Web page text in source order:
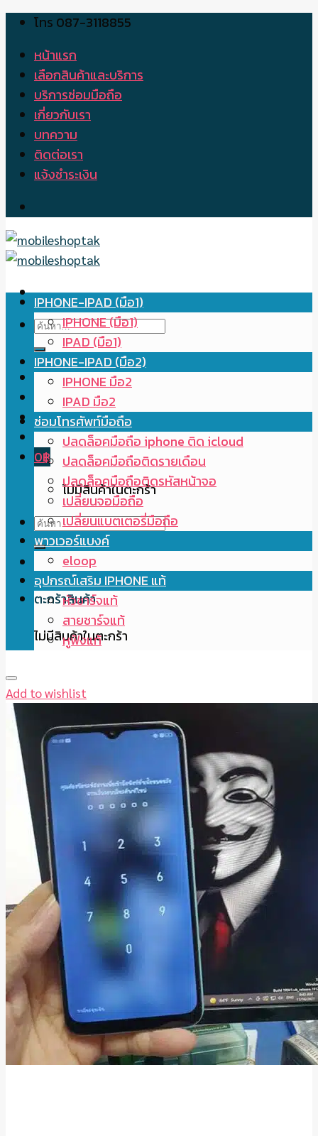
Skip
content
โทร 087-3118855
หน้าแรก
เลือกสินค้าและบริการ
บริการซ่อมมือถือ
เกี่ยวกับเรา
บทความ
ติดต่อเรา
แจ้งชำระเงิน
ค้นหา:
0฿
ไม่มีสินค้าในตะกร้า
ค้นหา:
ตะกร้าสินค้า
ไม่มีสินค้าในตะกร้า
IPHONE-IPAD (มือ1)
IPHONE (มือ1)
IPAD (มือ1)
IPHONE-IPAD (มือ2)
IPHONE มือ2
IPAD มือ2
ซ่อมโทรศัพท์มือถือ
ปลดล็อคมือถือ iphone ติด icloud
ปลดล็อคมือถือติดรายเดือน
ปลดล็อคมือถือติดรหัสหน้าจอ
เปลี่ยนจอมือถือ
เปลี่ยนแบตเตอรี่มือถือ
พาวเวอร์แบงค์
eloop
อุปกรณ์เสริม IPHONE แท้
หัวชาร์จแท้
สายชาร์จแท้
หูฟังแท้
Add to wishlist